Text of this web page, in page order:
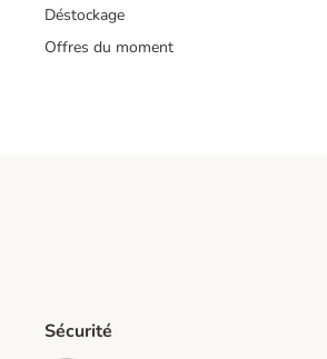
Déstockage
Offres du moment
Sécurité